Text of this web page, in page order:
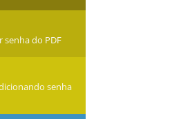
senha do PDF
senha